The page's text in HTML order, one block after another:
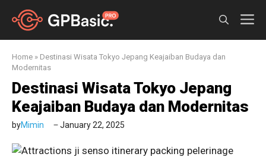
Home » Destinasi Wisata Tokyo Jepang Keajaiban Budaya dan
Modernitas
Destinasi Wisata Tokyo Jepang
Keajaiban Budaya dan Modernitas
byMimin January 22, 2025